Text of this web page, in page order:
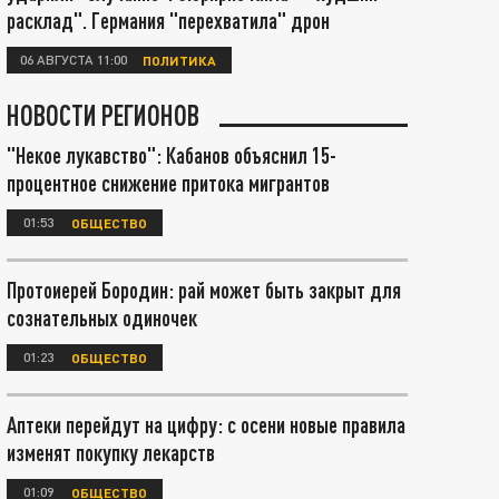
расклад". Германия "перехватила" дрон
06 АВГУСТА 11:00 ПОЛИТИКА
НОВОСТИ РЕГИОНОВ
"Некое лукавство": Кабанов объяснил 15-
процентное снижение притока мигрантов
01:53 ОБЩЕСТВО
Протоиерей Бородин: рай может быть закрыт для
сознательных одиночек
01:23 ОБЩЕСТВО
Аптеки перейдут на цифру: с осени новые правила
изменят покупку лекарств
01:09 ОБЩЕСТВО